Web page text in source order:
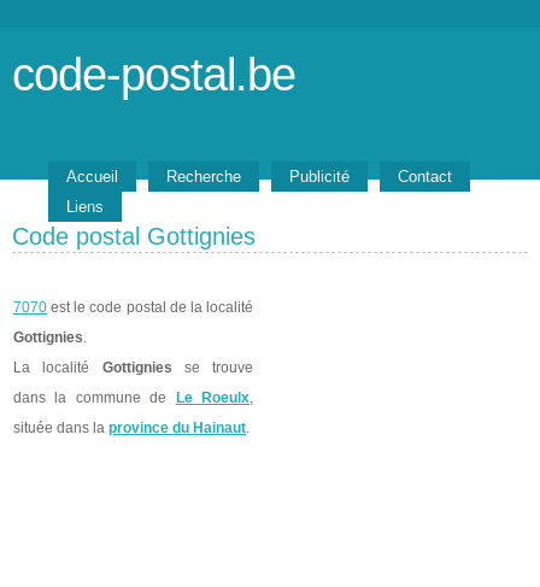
code-postal.be
Accueil Recherche Publicité
Contact
Liens
Code postal Gottignies
7070 est le code postal de la localité
Gottignies.
La localité Gottignies se trouve
dans la commune de
Le Roeulx,
située dans la province du Hainaut.